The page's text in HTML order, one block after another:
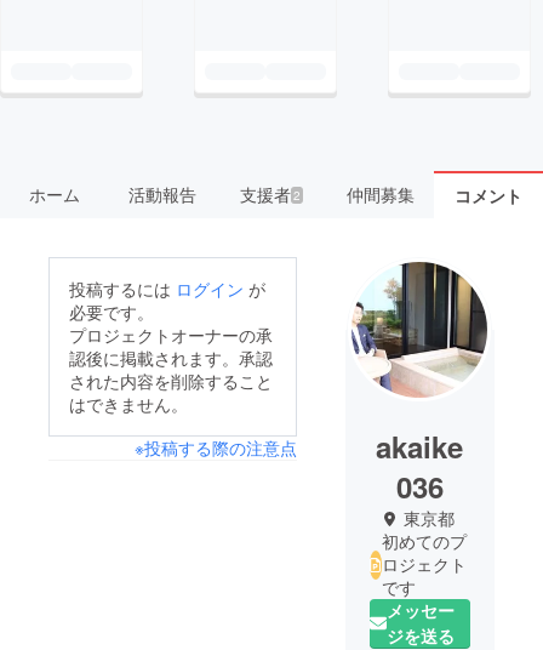
ホーム 活動報告 支援者 2 仲間募集 コメント
投稿するには ログイン が
必要です。
プロジェクトオーナーの承
認後に掲載されます。承認
された内容を削除すること
はできません。
※投稿する際の注意点
akaike
036
東京都
初めてのプ
ロジェクト
です
メッセー
ジを送る